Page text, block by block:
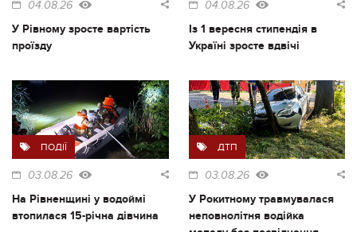
04.08.26
У Рівному зросте вартість
проїзду
04.08.26
Із 1 вересня стипендія в
Україні зросте вдвічі
ПОДІЇ
03.08.26
На Рівненщині у водоймі
втопилася 15-річна дівчина
ДТП
03.08.26
У Рокитному травмувалася
неповнолітня водійка